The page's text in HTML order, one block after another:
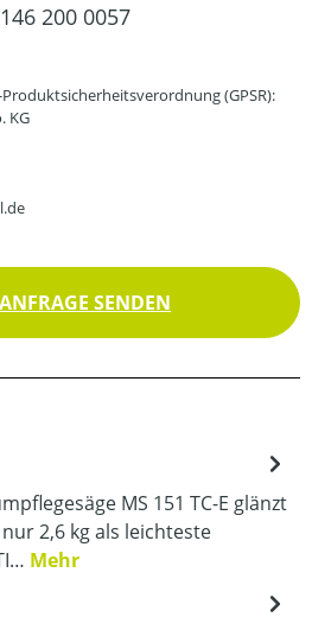
200 0057
(GPSR):
KG
SENDEN
MS 151 TC-E glänzt
2,6 kg als leichteste
Mehr